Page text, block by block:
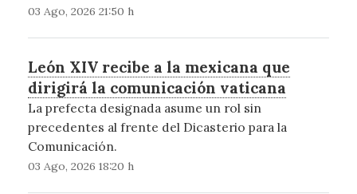
03 Ago, 2026 21:50 h
León XIV recibe a la mexicana que
dirigirá la comunicación vaticana
La prefecta designada asume un rol sin
precedentes al frente del Dicasterio para la
Comunicación.
03 Ago, 2026 18:20 h